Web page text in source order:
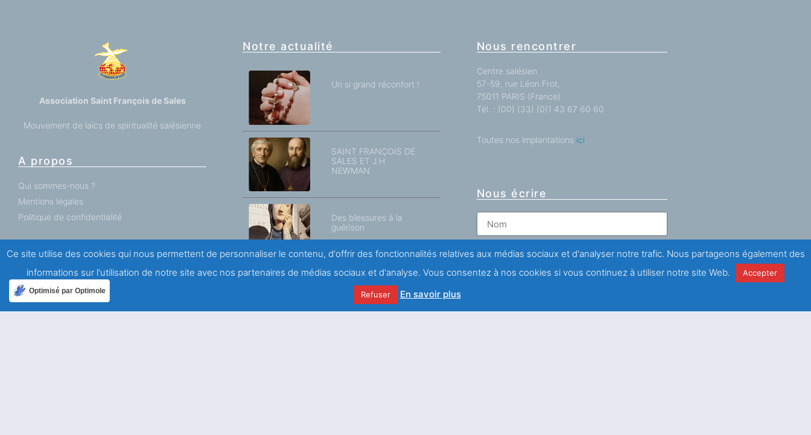
Association Saint François de Sales
Mouvement de laïcs de spiritualité salésienne
A propos
Qui sommes-nous ?
Mentions légales
Politique de confidentialité
Ailleurs dans le monde
Allemagne
USA
Notre actualité
Un si grand réconfort !
SAINT FRANÇOIS DE
SALES ET J.H
NEWMAN
Des blessures à la
guérison
Comme le lis entre les
chardons telle ma bien-
aimée entre les jeunes
femmes / 3ème et
Nous rencontrer
Centre salésien
57-59, rue Léon Frot,
75011 PARIS (France)
Tél. : (00) (33) (0)1 43 67 60 60
Toutes nos implantations ici.
Nous écrire
Ce site utilise des cookies qui nous permettent de personnaliser le contenu, d'offrir des fonctionnalités relatives aux médias sociaux et d'analyser notre trafic. Nous partageons également des
informations sur l'utilisation de notre site avec nos partenaires de médias sociaux et d'analyse. Vous consentez à nos cookies si vous continuez à utiliser notre site Web.
Accepter
Refuser En savoir plus
Optimisé par Optimole